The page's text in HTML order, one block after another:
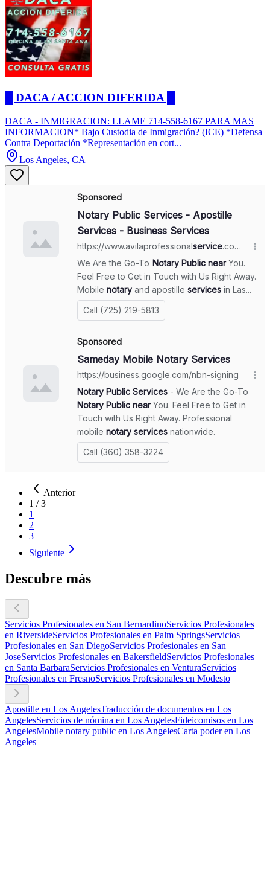
█ DACA / ACCION DIFERIDA █
DACA - INMIGRACION: LLAME 714-558-6167 PARA MAS
INFORMACION* Bajo Custodia de Inmigración? (ICE) *Defensa
Contra Deportación *Representación en cort...
Los Angeles, CA
Anterior
1 /3
1
2
3
Siguiente
Descubre más
Servicios Profesionales en San BernardinoServicios Profesionales
en RiversideServicios Profesionales en Palm SpringsServicios
Profesionales en San DiegoServicios Profesionales en San
JoseServicios Profesionales en BakersfieldServicios Profesionales
en Santa BarbaraServicios Profesionales en VenturaServicios
Profesionales en FresnoServicios Profesionales en Modesto
Apostille en Los AngelesTraducción de documentos en Los
AngelesServicios de nómina en Los AngelesFideicomisos en Los
AngelesMobile notary public en Los AngelesCarta poder en Los
Angeles